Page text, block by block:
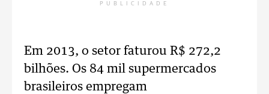
PUBLICIDADE
Em 2013, o setor faturou R$ 272,2
bilhões. Os 84 mil supermercados
brasileiros empregam